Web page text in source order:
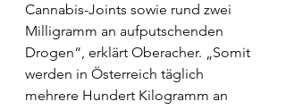
Cannabis-Joints sowie rund zwei
Milligramm an aufputschenden
Drogen“, erklärt Oberacher. „Somit
werden in Österreich täglich
mehrere Hundert Kilogramm an